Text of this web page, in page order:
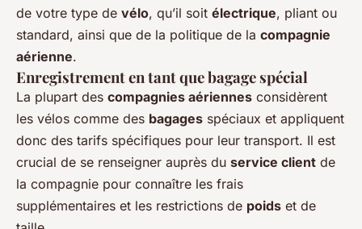
de votre type de vélo, qu’il soit électrique, pliant ou
standard, ainsi que de la politique de la compagnie
aérienne.
Enregistrement en tant que bagage spécial
La plupart des compagnies aériennes considèrent
les vélos comme des bagages spéciaux et appliquent
donc des tarifs spécifiques pour leur transport. Il est
crucial de se renseigner auprès du service client de
la compagnie pour connaître les frais
supplémentaires et les restrictions de poids et de